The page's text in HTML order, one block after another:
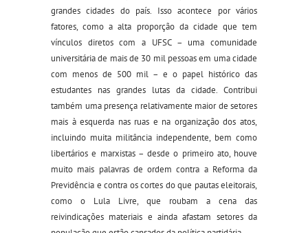
grandes cidades do país. Isso acontece por vários
fatores, como a alta proporção da cidade que tem
vínculos diretos com a UFSC – uma comunidade
universitária de mais de 30 mil pessoas em uma cidade
com menos de 500 mil – e o papel histórico das
estudantes nas grandes lutas da cidade. Contribui
também uma presença relativamente maior de setores
mais à esquerda nas ruas e na organização dos atos,
incluindo muita militância independente, bem como
libertários e marxistas – desde o primeiro ato, houve
muito mais palavras de ordem contra a Reforma da
Previdência e contra os cortes do que pautas eleitorais,
como o Lula Livre, que roubam a cena das
reivindicações materiais e ainda afastam setores da